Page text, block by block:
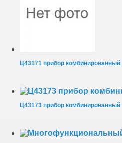
Ц43171 прибор комбинированный
Ц43173 прибор комбинированный